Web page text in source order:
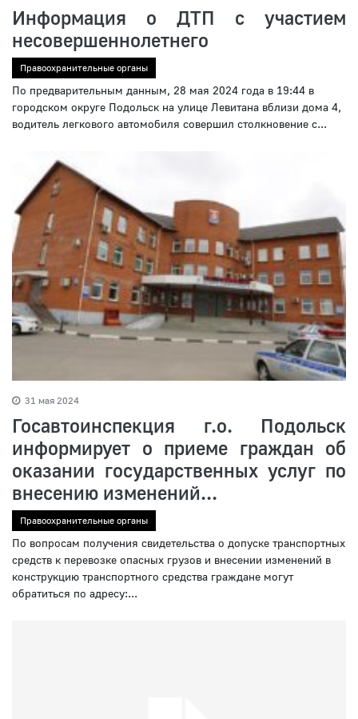
Информация о ДТП с участием
несовершеннолетнего
Правоохранительные органы
По предварительным данным, 28 мая 2024 года в 19:44 в
городском округе Подольск на улице Левитана вблизи дома 4,
водитель легкового автомобиля совершил столкновение с...
31 мая 2024
Госавтоинспекция г.о. Подольск
информирует о приеме граждан об
оказании государственных услуг по
внесению изменений...
Правоохранительные органы
По вопросам получения свидетельства о допуске транспортных
средств к перевозке опасных грузов и внесении изменений в
конструкцию транспортного средства граждане могут
обратиться по адресу:...